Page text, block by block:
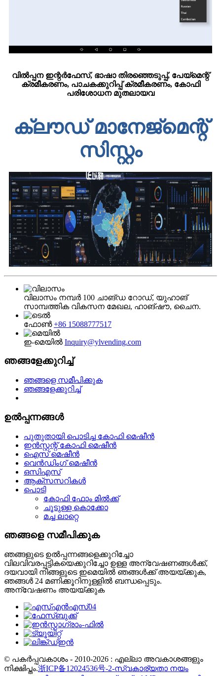
വിൽപ്പന ഇന്റർഫേസ്, ഭാഷാ തിരഞ്ഞെടുപ്പ്, പേയ്‌മെന്റ്
ക്രമീകരണം, പാചകക്കുറിപ്പ് ക്രമീകരണം, കോഫി
പരിശോധന മുതലായവ
ക്ലൗഡ് മാനേജ്മെന്റ്
സിസ്റ്റം
വിലാസം നമ്പർ 100 ചാങ്‌ഡ റോഡ്, യുഹാങ്
സാമ്പത്തിക വികസന മേഖല, ഹാങ്‌ഷൗ, ചൈന.
ഫോൺ +86 15088777517
ഇ-മെയിൽ Inquiry@ylvending.com
ഞങ്ങളേക്കുറിച്ച്
ഞങ്ങളെ സമീപിക്കുക
ഞങ്ങളേക്കുറിച്ച്
ഉൽപ്പന്നങ്ങൾ
പുതുതായി പൊടിച്ച കോഫി മെഷീൻ
ഇൻസ്റ്റന്റ് കോഫി മെഷീൻ
ഐസ് മെഷീൻ
വെൻഡിംഗ് മെഷീൻ
ഒസിഎസ്
ആക്‌സസറികൾ
പൊടി
കോഫി ഫോം മിൽക്ക്
ചൂടുള്ള കൊക്കോ
മച്ച ലാറ്റെ
ഞങ്ങളെ സമീപിക്കുക
ഞങ്ങളുടെ ഉൽപ്പന്നങ്ങളെക്കുറിച്ചോ
വിലവിവരപ്പട്ടികയെക്കുറിച്ചോ ഉള്ള അന്വേഷണങ്ങൾക്ക്,
ദയവായി നിങ്ങളുടെ ഇമെയിൽ ഞങ്ങൾക്ക് അയയ്ക്കുക,
ഞങ്ങൾ 24 മണിക്കൂറിനുള്ളിൽ ബന്ധപ്പെടും.
അന്വേഷണം അയയ്ക്കുക
© പകർപ്പവകാശം - 2010-2026 : എല്ലാ അവകാശങ്ങളും
നിക്ഷിപ്തം.浙ICP备12024536号-2-സ്വകാര്യതാ നയം